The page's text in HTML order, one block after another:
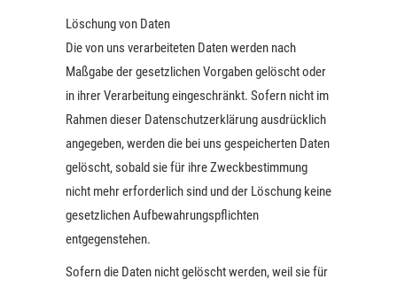
Löschung von Daten
Die von uns verarbeiteten Daten werden nach
Maßgabe der gesetzlichen Vorgaben gelöscht oder
in ihrer Verarbeitung eingeschränkt. Sofern nicht im
Rahmen dieser Datenschutzerklärung ausdrücklich
angegeben, werden die bei uns gespeicherten Daten
gelöscht, sobald sie für ihre Zweckbestimmung
nicht mehr erforderlich sind und der Löschung keine
gesetzlichen Aufbewahrungspflichten
entgegenstehen.
Sofern die Daten nicht gelöscht werden, weil sie für